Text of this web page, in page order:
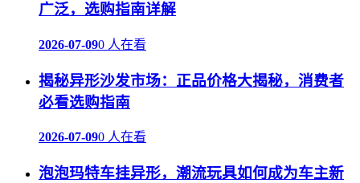
广泛，选购指南详解
2026-07-090 人在看
揭秘异形沙发市场：正品价格大揭秘，消费者
必看选购指南
2026-07-090 人在看
泡泡玛特车挂异形，潮流玩具如何成为车主新